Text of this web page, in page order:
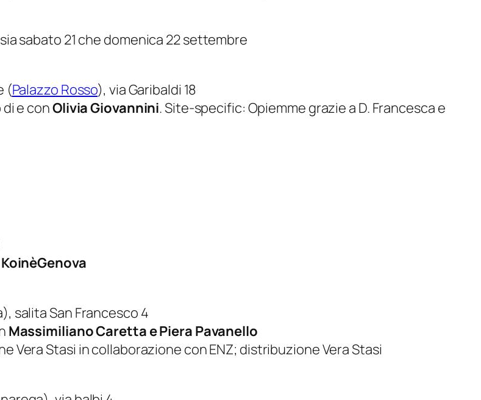
sabato 21 che domenica 22 settembre
(Palazzo Rosso), via Garibaldi 18
e conOlivia Giovannini. Site-specific: Opiemme grazie a D. Francesca e
KoinèGenova
salita San Francesco 4
Massimiliano Caretta e Piera Pavanello
Vera Stasi in collaborazione con ENZ; distribuzione Vera Stasi